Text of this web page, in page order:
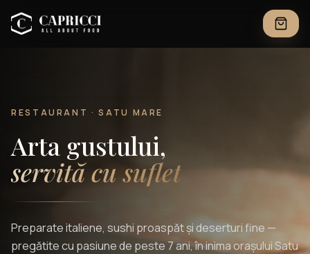
RESTAURANT · SATU MARE
Arta gustului,
servită cu suflet
Preparate italiene, sushi proaspăt și deserturi fine —
pregătite cu pasiune de peste 7 ani, în inima orașului Satu